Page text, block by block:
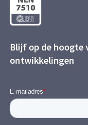
Blijf op de hoogte
ontwikkelingen